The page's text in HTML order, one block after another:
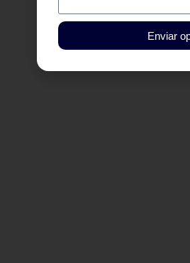
Enviar